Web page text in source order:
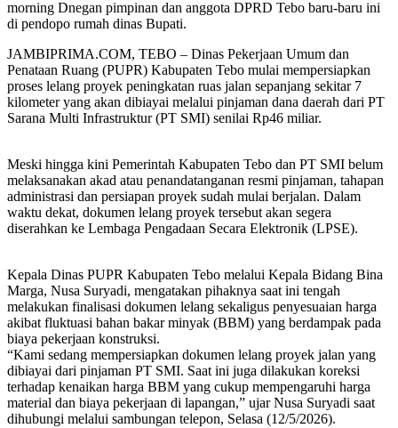
morning Dnegan pimpinan dan anggota DPRD Tebo baru-baru ini
di pendopo rumah dinas Bupati.
JAMBIPRIMA.COM, TEBO – Dinas Pekerjaan Umum dan
Penataan Ruang (PUPR) Kabupaten Tebo mulai mempersiapkan
proses lelang proyek peningkatan ruas jalan sepanjang sekitar 7
kilometer yang akan dibiayai melalui pinjaman dana daerah dari PT
Sarana Multi Infrastruktur (PT SMI) senilai Rp46 miliar.
Meski hingga kini Pemerintah Kabupaten Tebo dan PT SMI belum
melaksanakan akad atau penandatanganan resmi pinjaman, tahapan
administrasi dan persiapan proyek sudah mulai berjalan. Dalam
waktu dekat, dokumen lelang proyek tersebut akan segera
diserahkan ke Lembaga Pengadaan Secara Elektronik (LPSE).
Kepala Dinas PUPR Kabupaten Tebo melalui Kepala Bidang Bina
Marga, Nusa Suryadi, mengatakan pihaknya saat ini tengah
melakukan finalisasi dokumen lelang sekaligus penyesuaian harga
akibat fluktuasi bahan bakar minyak (BBM) yang berdampak pada
biaya pekerjaan konstruksi.
“Kami sedang mempersiapkan dokumen lelang proyek jalan yang
dibiayai dari pinjaman PT SMI. Saat ini juga dilakukan koreksi
terhadap kenaikan harga BBM yang cukup mempengaruhi harga
material dan biaya pekerjaan di lapangan,” ujar Nusa Suryadi saat
dihubungi melalui sambungan telepon, Selasa (12/5/2026).